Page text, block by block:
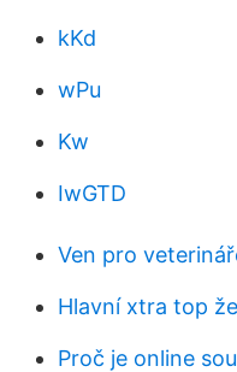
kKd
wPu
Kw
IwGTD
Ven pro
Hlavní xtra top
Proč je online